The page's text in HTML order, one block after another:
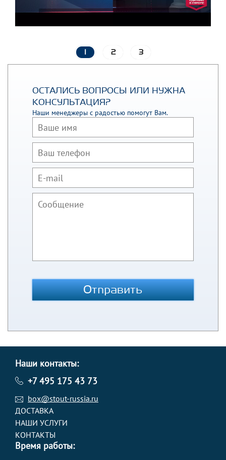
2 3
ОСТАЛИСЬ ВОПРОСЫ ИЛИ НУЖНА
КОНСУЛЬТАЦИЯ?
Наши менеджеры с радостью помогут Вам.
Отправить
Наши контакты:
+7 495 175 43 73
box@stout-russia.ru
ДОСТАВКА
НАШИ УСЛУГИ
КОНТАКТЫ
Время работы: